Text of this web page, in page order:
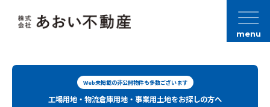
menu
Web未掲載の非公開物件も多数ございます
工場用地・物流倉庫用地・事業用土地をお探しの方へ